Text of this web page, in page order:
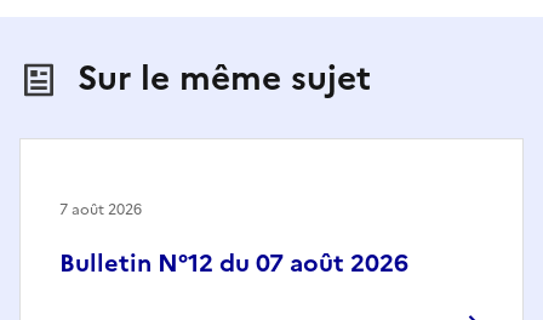
Sur le même sujet
Bulletin N°12 du 07 août 2026
7 août 2026